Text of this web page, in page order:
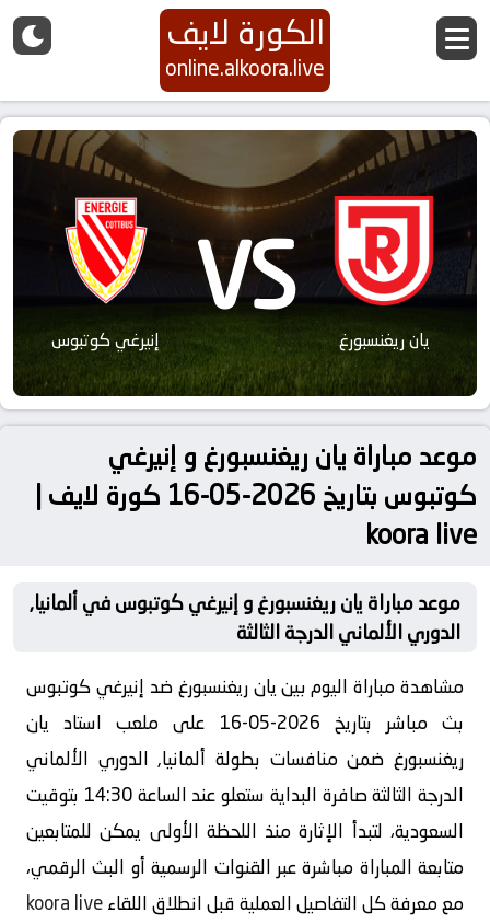
الكورة لايف
online.alkoora.live
يان ريغنسبورغ VS إنيرغي كوتبوس
موعد مباراة يان ريغنسبورغ و إنيرغي
كوتبوس بتاريخ 2026-05-16 كورة لايف |
koora live
موعد مباراة يان ريغنسبورغ و إنيرغي كوتبوس في ألمانيا,
الدوري الألماني الدرجة الثالثة
مشاهدة مباراة اليوم بين يان ريغنسبورغ ضد إنيرغي كوتبوس
بث مباشر بتاريخ 2026-05-16 على ملعب استاد يان
ريغنسبورغ ضمن منافسات بطولة ألمانيا, الدوري الألماني
الدرجة الثالثة صافرة البداية ستعلو عند الساعة 14:30 بتوقيت
السعودية، لتبدأ الإثارة منذ اللحظة الأولى يمكن للمتابعين
متابعة المباراة مباشرة عبر القنوات الرسمية أو البث الرقمي،
مع معرفة كل التفاصيل العملية قبل انطلاق اللقاءkoora live